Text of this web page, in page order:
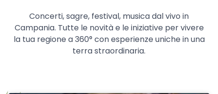
Concerti, sagre, festival, musica dal vivo in
Campania. Tutte le novità e le iniziative per vivere
la tua regione a 360° con esperienze uniche in una
terra straordinaria.